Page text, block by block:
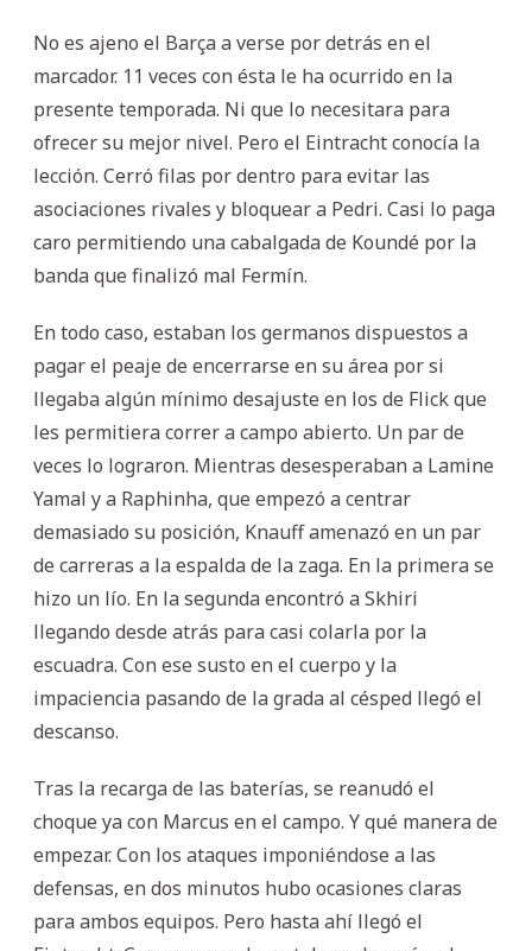
No es ajeno el Barça a verse por detrás en el
marcador. 11 veces con ésta le ha ocurrido en la
presente temporada. Ni que lo necesitara para
ofrecer su mejor nivel. Pero el Eintracht conocía la
lección. Cerró filas por dentro para evitar las
asociaciones rivales y bloquear a Pedri. Casi lo paga
caro permitiendo una cabalgada de Koundé por la
banda que finalizó mal Fermín.
En todo caso, estaban los germanos dispuestos a
pagar el peaje de encerrarse en su área por si
llegaba algún mínimo desajuste en los de Flick que
les permitiera correr a campo abierto. Un par de
veces lo lograron. Mientras desesperaban a Lamine
Yamal y a Raphinha, que empezó a centrar
demasiado su posición, Knauff amenazó en un par
de carreras a la espalda de la zaga. En la primera se
hizo un lío. En la segunda encontró a Skhiri
llegando desde atrás para casi colarla por la
escuadra. Con ese susto en el cuerpo y la
impaciencia pasando de la grada al césped llegó el
descanso.
Tras la recarga de las baterías, se reanudó el
choque ya con Marcus en el campo. Y qué manera de
empezar. Con los ataques imponiéndose a las
defensas, en dos minutos hubo ocasiones claras
para ambos equipos. Pero hasta ahí llegó el